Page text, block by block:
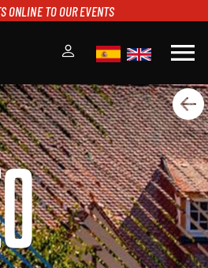
ONLINE TO OUR EVENTS
menu
A1PADEL
RANKING
TORNEOS
NOTICIAS